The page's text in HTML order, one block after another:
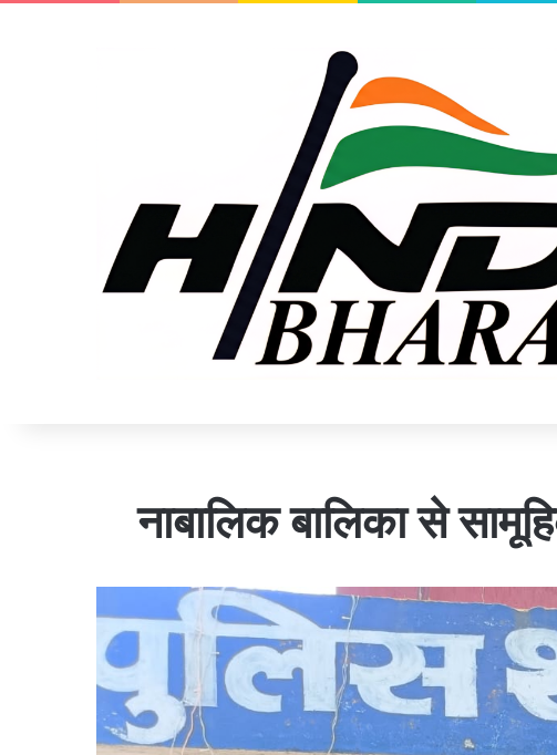
नाबालिक बालिका से